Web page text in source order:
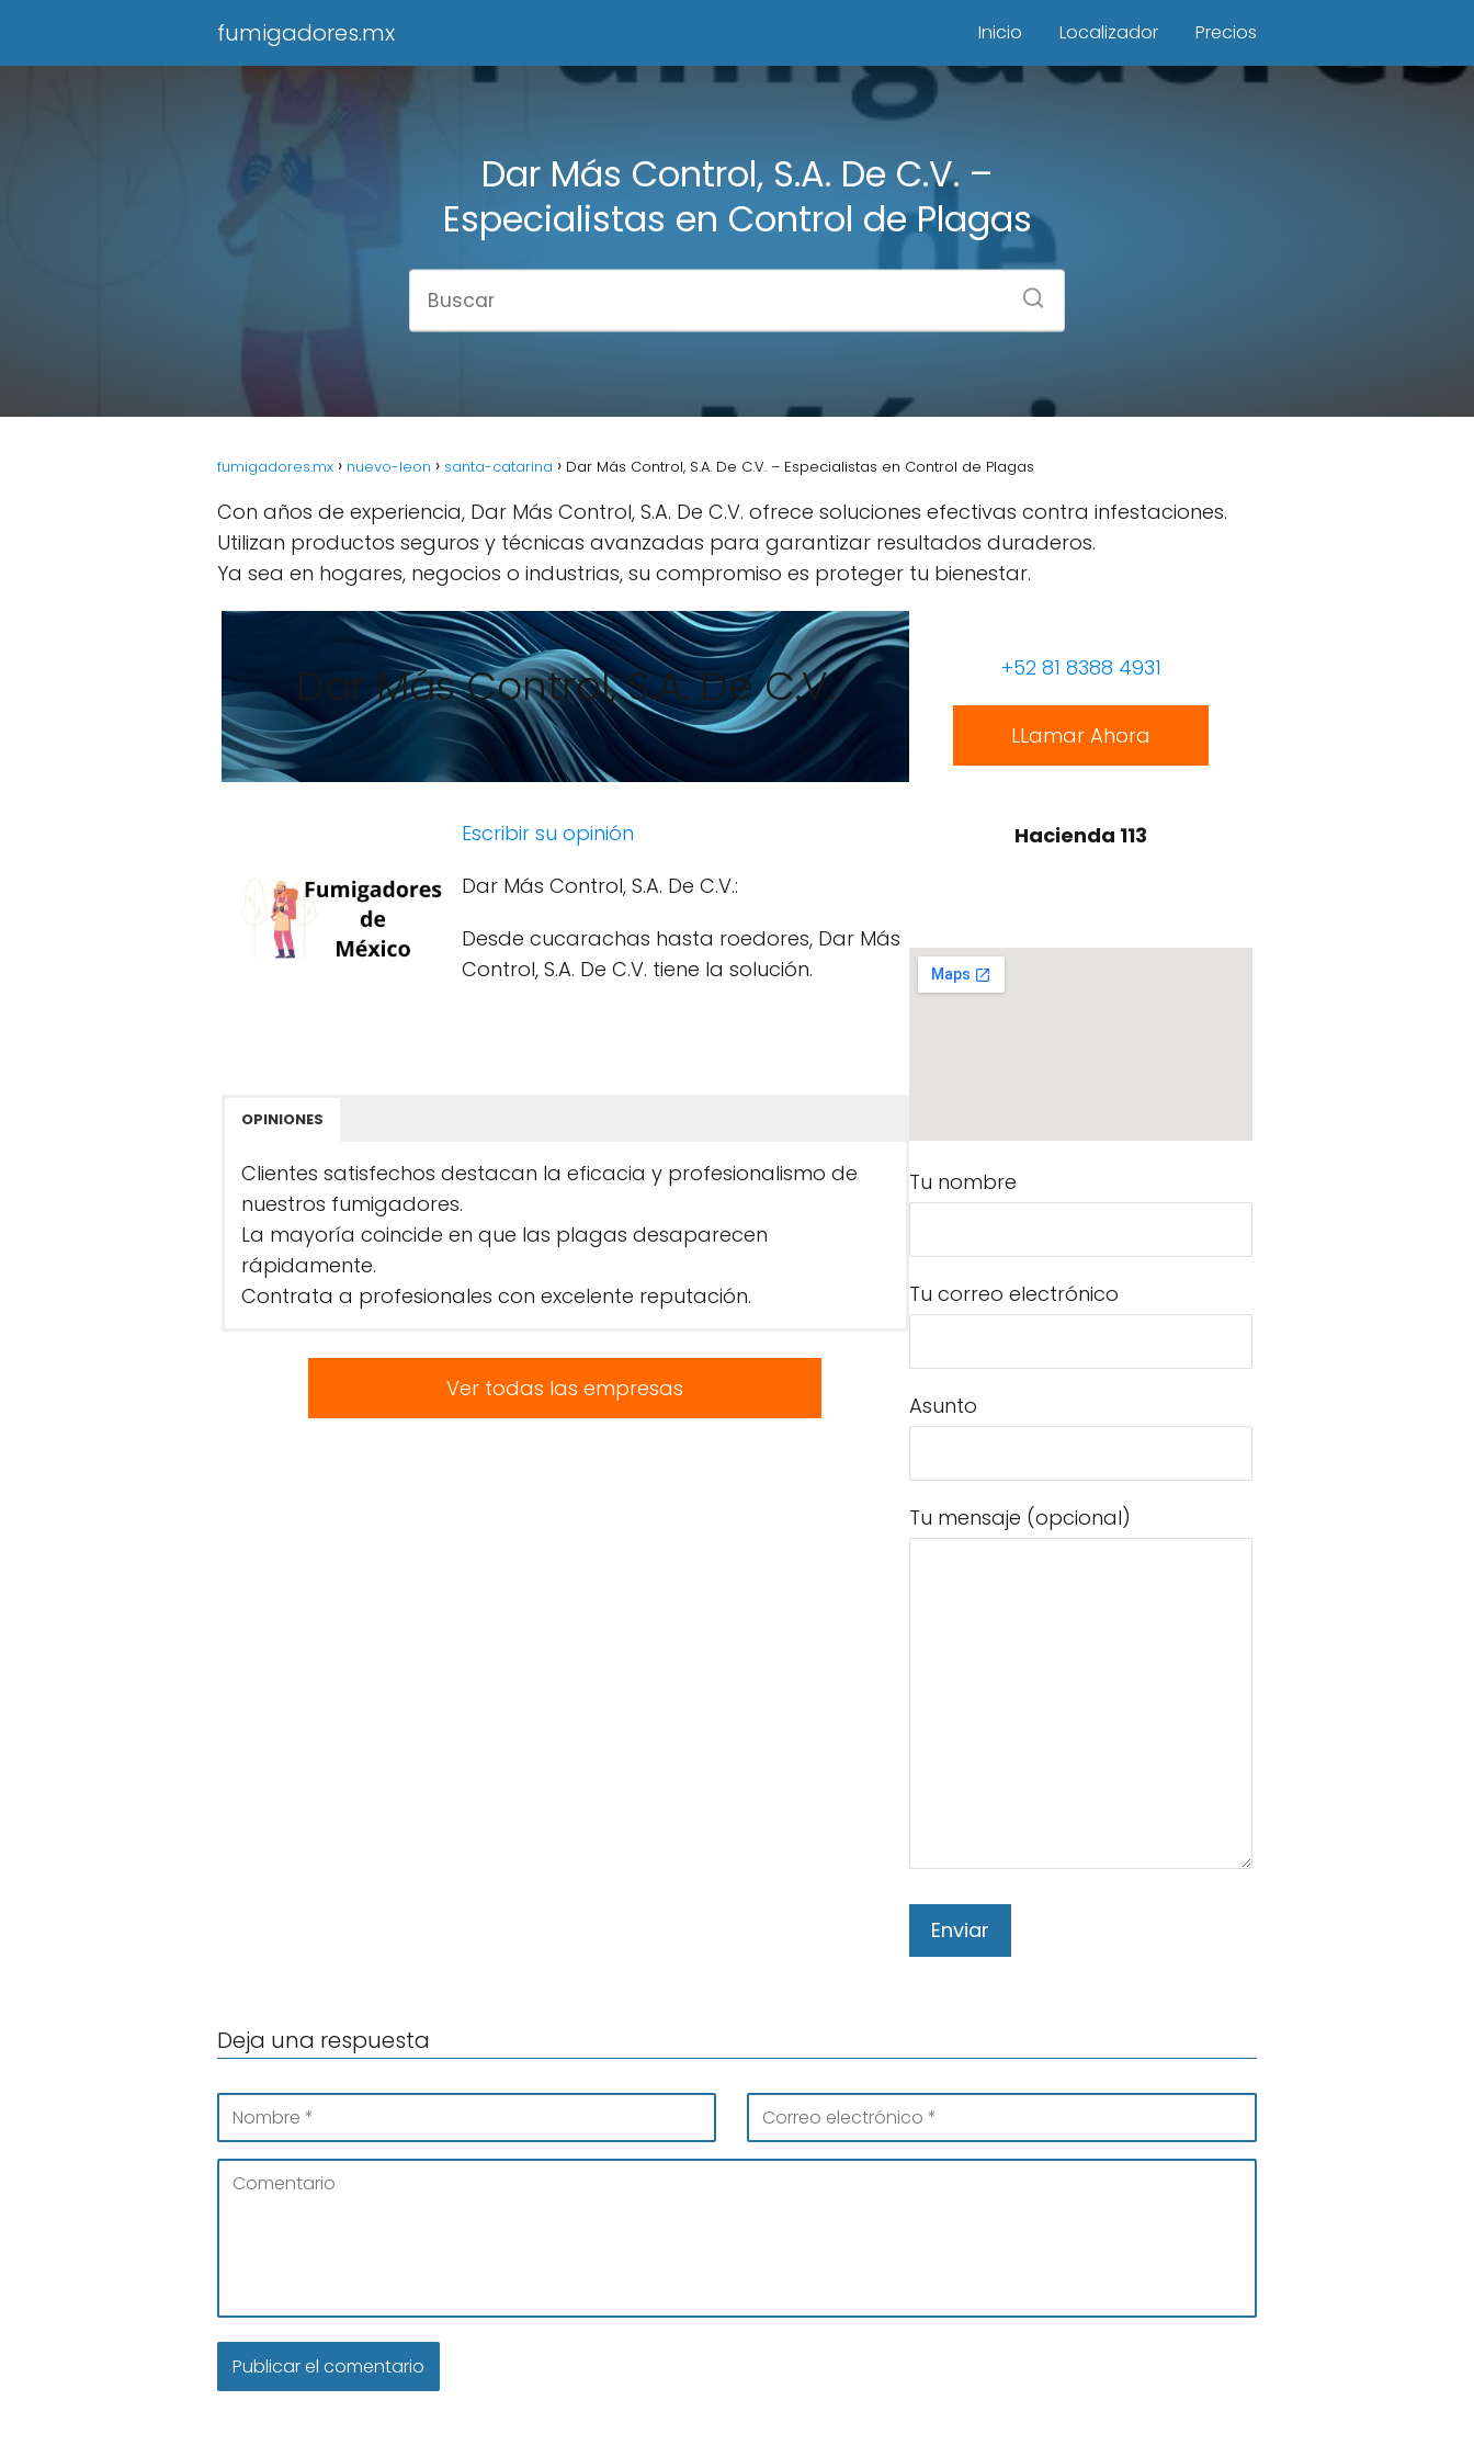
fumigadores.mx Inicio Localizador Precios
Dar Más Control, S.A. De C.V. –
Especialistas en Control de Plagas
fumigadores.mx nuevo-leon santa-catarina Dar Más Control, S.A. De C.V. – Especialistas en Control de Plagas
Con años de experiencia, Dar Más Control, S.A. De C.V. ofrece soluciones efectivas contra infestaciones.
Utilizan productos seguros y técnicas avanzadas para garantizar resultados duraderos.
Ya sea en hogares, negocios o industrias, su compromiso es proteger tu bienestar.
Dar Más Control, S.A. De C.V.
Escribir su opinión
Dar Más Control, S.A. De C.V.:
Desde cucarachas hasta roedores, Dar Más
Control, S.A. De C.V. tiene la solución.
OPINIONES
Clientes satisfechos destacan la eficacia y profesionalismo de
nuestros fumigadores.
La mayoría coincide en que las plagas desaparecen
rápidamente.
Contrata a profesionales con excelente reputación.
Ver todas las empresas
+52 81 8388 4931
LLamar Ahora
Hacienda 113
Tu nombre
Tu correo electrónico
Asunto
Tu mensaje (opcional)
Deja una respuesta